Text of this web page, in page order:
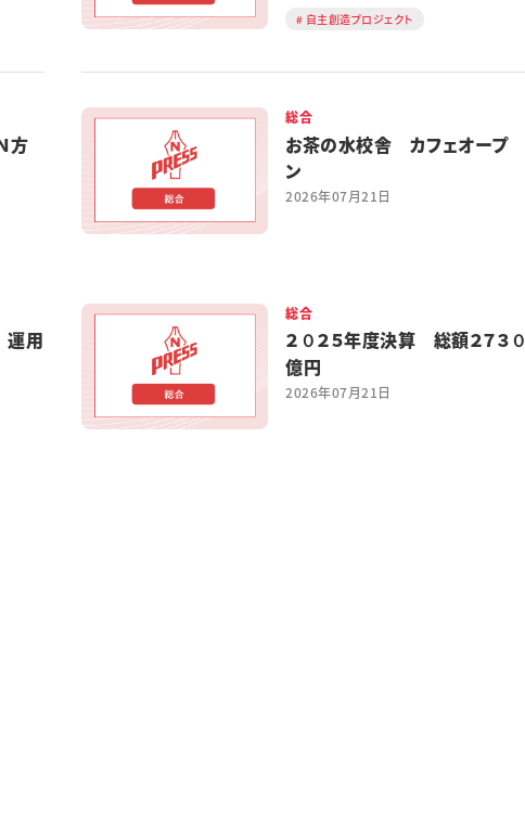
自主創造プロジェクト
方
総合
お茶の水校舎 カフェオープ
ン
2026年07月21日
運用
総合
２０２５年度決算 総額２７３０
億円
2026年07月21日